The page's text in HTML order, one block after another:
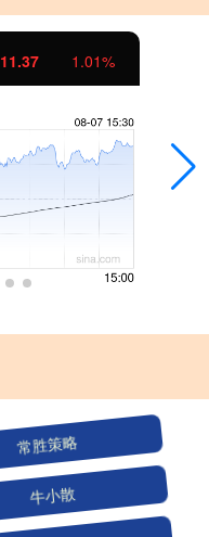
11.37 1.01%
常胜策略
牛小散